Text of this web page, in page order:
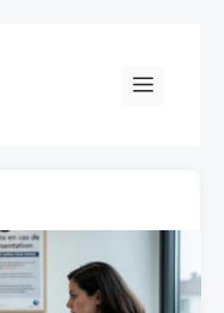
Menu